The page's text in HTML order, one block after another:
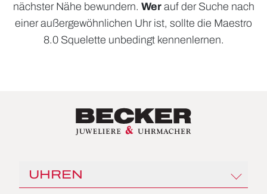
nächster Nähe bewundern. Werauf der Suche nach
einer außergewöhnlichen Uhr ist, sollte die Maestro
8.0 Squelette unbedingt kennenlernen.
UHREN